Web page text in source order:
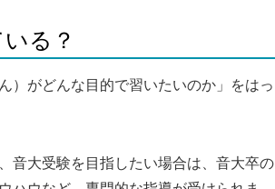
る？
）がどんな目的で習いたいのか」をはっ
音大受験を目指したい場合は、音大卒の